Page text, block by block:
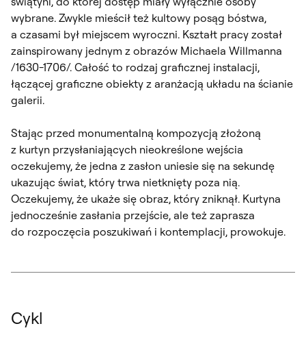
wybrane. Zwykle mieścił też kultowy posąg bóstwa,
a czasami był miejscem wyroczni. Kształt pracy został
zainspirowany jednym z obrazów Michaela Willmanna
/1630-1706/. Całość to rodzaj graficznej instalacji,
łączącej graficzne obiekty z aranżacją układu na ścianie
galerii.
Stając przed monumentalną kompozycją złożoną
z kurtyn przysłaniających nieokreślone wejścia
oczekujemy, że jedna z zasłon uniesie się na sekundę
ukazując świat, który trwa nietknięty poza nią.
Oczekujemy, że ukaże się obraz, który zniknął. Kurtyna
jednocześnie zasłania przejście, ale też zaprasza
do rozpoczęcia poszukiwań i kontemplacji, prowokuje.
Cykl